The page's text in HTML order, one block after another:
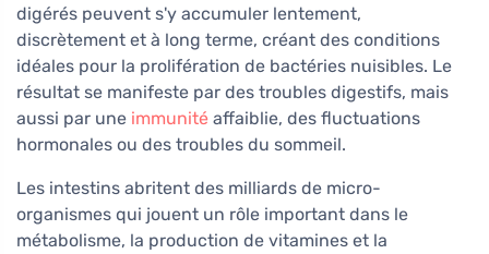
digérés peuvent s'y accumuler lentement,
discrètement et à long terme, créant des conditions
idéales pour la prolifération de bactéries nuisibles. Le
résultat se manifeste par des troubles digestifs, mais
aussi par une immunité affaiblie, des fluctuations
hormonales ou des troubles du sommeil.
Les intestins abritent des milliards de micro-
organismes qui jouent un rôle important dans le
métabolisme, la production de vitamines et la